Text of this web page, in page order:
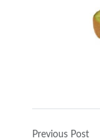
Previous Post